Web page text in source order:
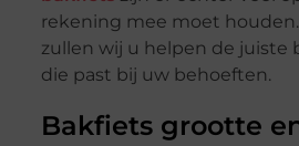
rekening mee moet
zullen wij u helpen de juiste
die past bij uw behoeften.
Bakfiets grootte